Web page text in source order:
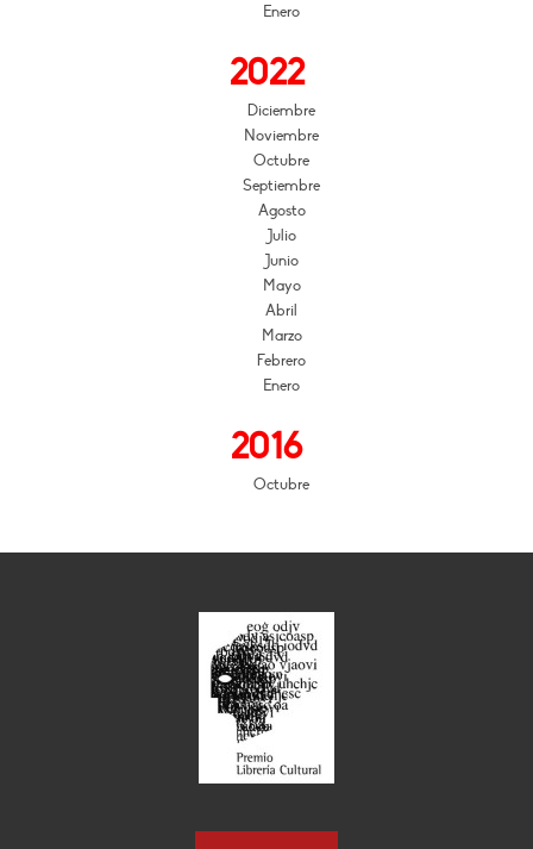
Enero
2022
Diciembre
Noviembre
Octubre
Septiembre
Agosto
Julio
Junio
Mayo
Abril
Marzo
Febrero
Enero
2016
Octubre